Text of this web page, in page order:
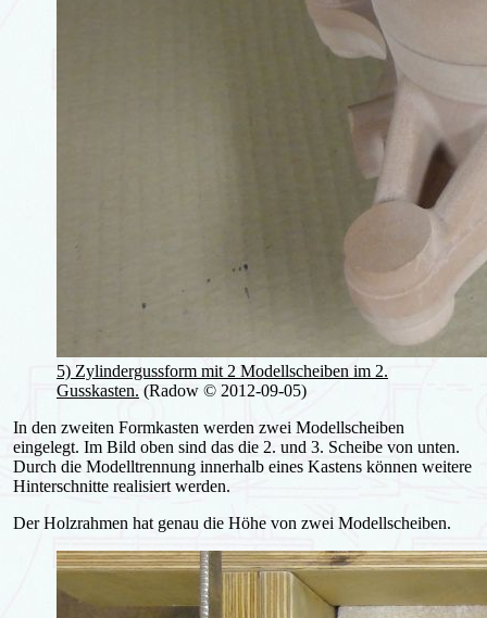
5) Zylindergussform mit 2 Modellscheiben im 2.
Gusskasten. (Radow © 2012-09-05)
In den zweiten Formkasten werden zwei Modellscheiben
eingelegt. Im Bild oben sind das die 2. und 3. Scheibe von unten.
Durch die Modelltrennung innerhalb eines Kastens können weitere
Hinterschnitte realisiert werden.
Der Holzrahmen hat genau die Höhe von zwei Modellscheiben.